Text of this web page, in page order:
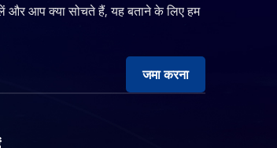
और आप क्या सोचते हैं, यह बताने के लिए हम
जमा करना